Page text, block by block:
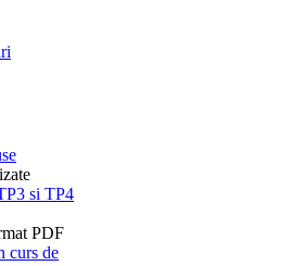
si TP4
PDF
curs de